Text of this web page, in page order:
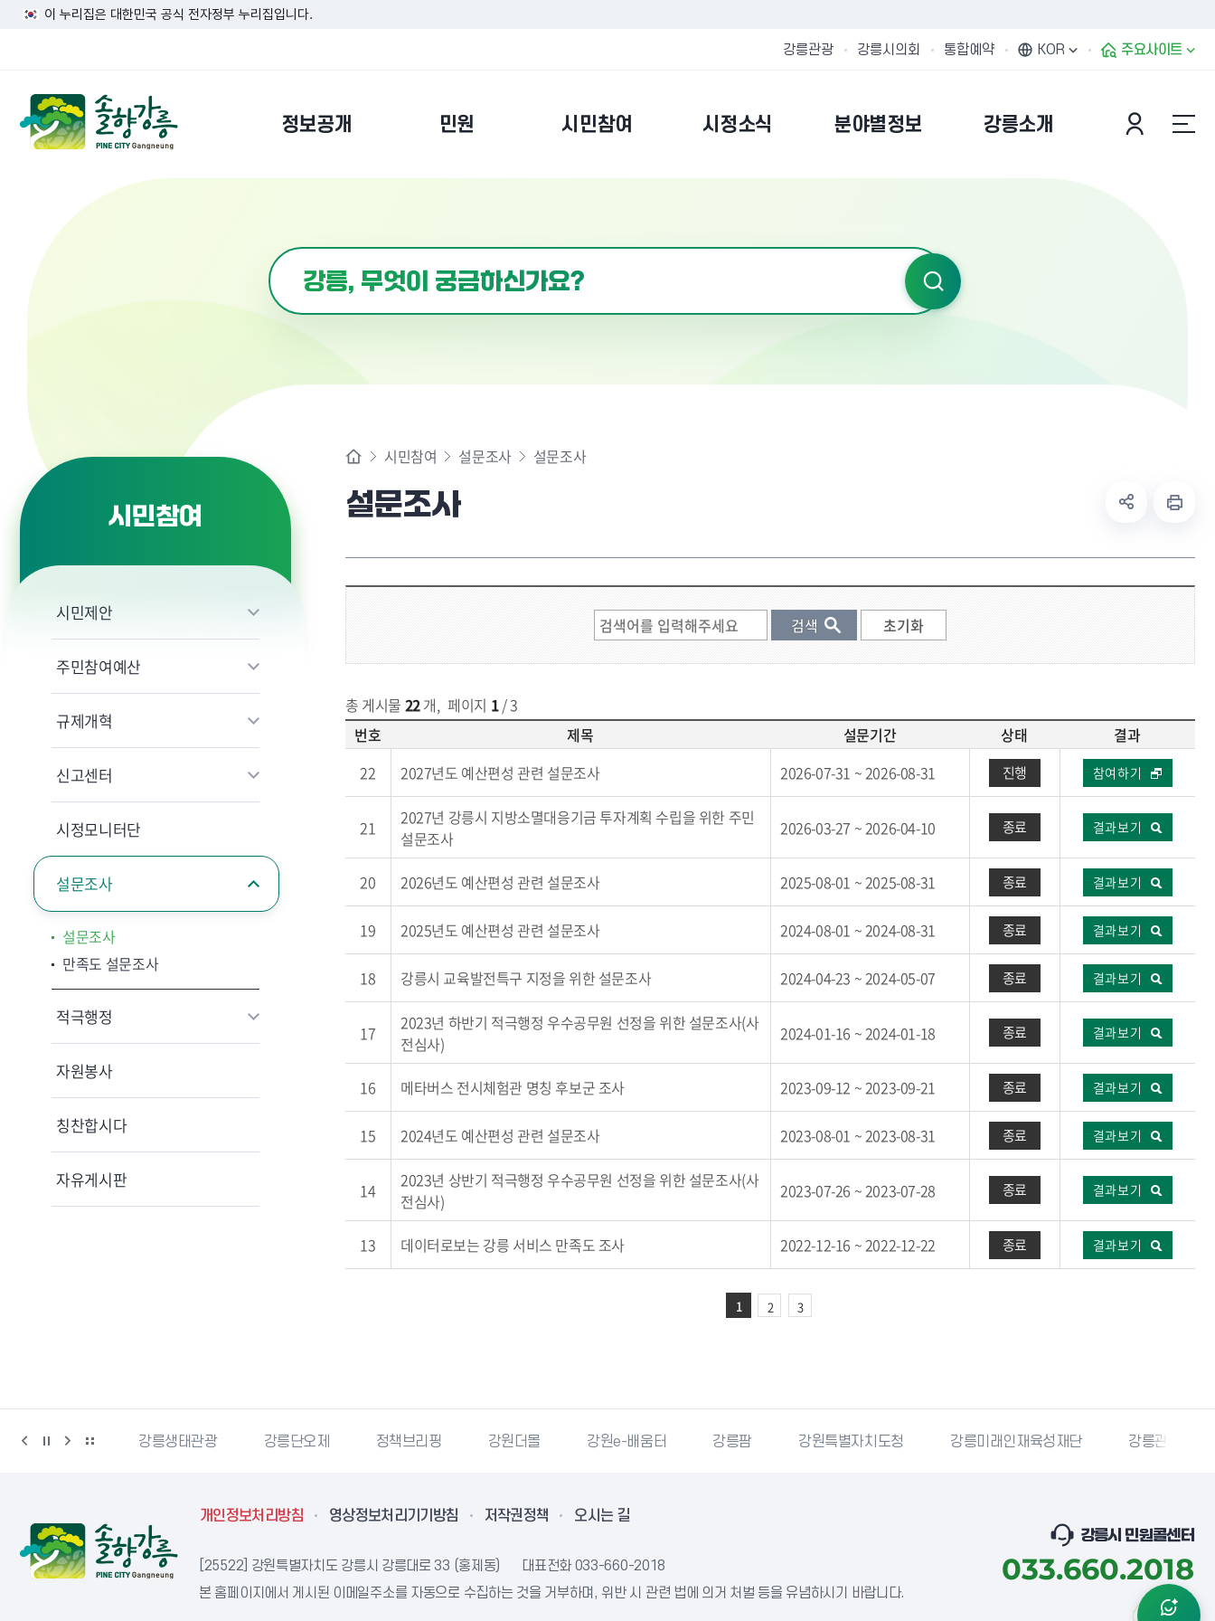
이 누리집은 대한민국 공식 전자정부 누리집입니다.
강릉관광 강릉시의회 통합예약 KOR 주요사이트
정보공개 민원 시민참여 시정소식 분야별정보 강릉소개
시민참여
시민제안
주민참여예산
규제개혁
신고센터
시정모니터단
설문조사
설문조사
만족도 설문조사
적극행정
자원봉사
칭찬합시다
자유게시판
시민참여 설문조사 설문조사
설문조사
총 게시물 22개, 페이지 1/ 3
번호
제목 설문기간 상태
결과
22
2027년도 예산편성 관련 설문조사 2026-07-31 ~ 2026-08-31 진행 참여하기
21
2027년 강릉시 지방소멸대응기금 투자계획 수립을 위한 주민
설문조사
2026-03-27 ~ 2026-04-10 종료 결과보기
20 2026년도 예산편성 관련 설문조사 2025-08-01 ~ 2025-08-31 종료 결과보기
19 2025년도 예산편성 관련 설문조사 2024-08-01 ~ 2024-08-31 종료 결과보기
18 강릉시 교육발전특구 지정을 위한 설문조사 2024-04-23 ~ 2024-05-07 종료 결과보기
17
2023년 하반기 적극행정 우수공무원 선정을 위한 설문조사(사
전심사)
2024-01-16 ~ 2024-01-18 종료 결과보기
16 메타버스 전시체험관 명칭 후보군 조사 2023-09-12 ~ 2023-09-21 종료 결과보기
15 2024년도 예산편성 관련 설문조사 2023-08-01 ~ 2023-08-31 종료 결과보기
14
2023년 상반기 적극행정 우수공무원 선정을 위한 설문조사(사
전심사)
2023-07-26 ~ 2023-07-28 종료 결과보기
13 데이터로보는 강릉 서비스 만족도 조사 2022-12-16 ~ 2022-12-22 종료 결과보기
1 2 3
강릉생태관광 강릉단오제 정책브리핑 강원더몰 강원e-배움터 강릉팜 강원특별자치도청 강릉미래인재육성재단 강릉관광개발공사 국민재
개인정보처리방침 영상정보처리기기방침 저작권정책 오시는 길
[25522] 강원특별자치도 강릉시 강릉대로 33 (홍제동) 대표전화 033-660-2018
본 홈페이지에서 게시된 이메일주소를 자동으로 수집하는 것을 거부하며, 위반 시 관련 법에 의거 처벌 등을 유념하시기 바랍니다.
강릉시 민원콜센터
033.660.2018